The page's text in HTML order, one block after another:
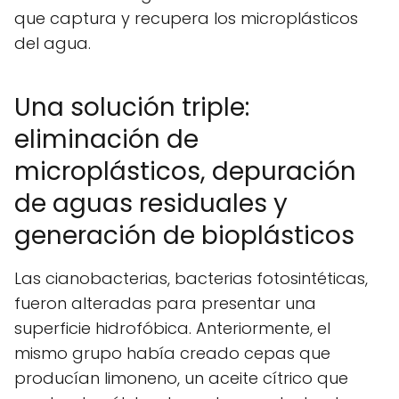
que captura y recupera los microplásticos
del agua.
Una solución triple:
eliminación de
microplásticos, depuración
de aguas residuales y
generación de bioplásticos
Las cianobacterias, bacterias fotosintéticas,
fueron alteradas para presentar una
superficie hidrofóbica. Anteriormente, el
mismo grupo había creado cepas que
producían limoneno, un aceite cítrico que